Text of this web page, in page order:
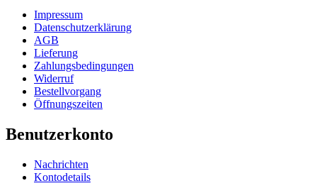
Impressum
Datenschutzerklärung
AGB
Lieferung
Zahlungsbedingungen
Widerruf
Bestellvorgang
Öffnungszeiten
Benutzerkonto
Nachrichten
Kontodetails